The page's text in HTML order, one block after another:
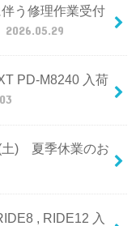
う修理作業受付
2026.05.29
PD-M8240 入荷
土) 夏季休業のお
, RIDE12 入